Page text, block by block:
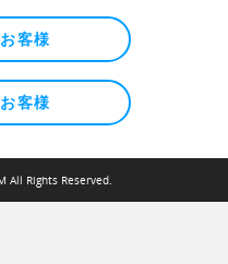
客様
客様
All Rights Reserved.